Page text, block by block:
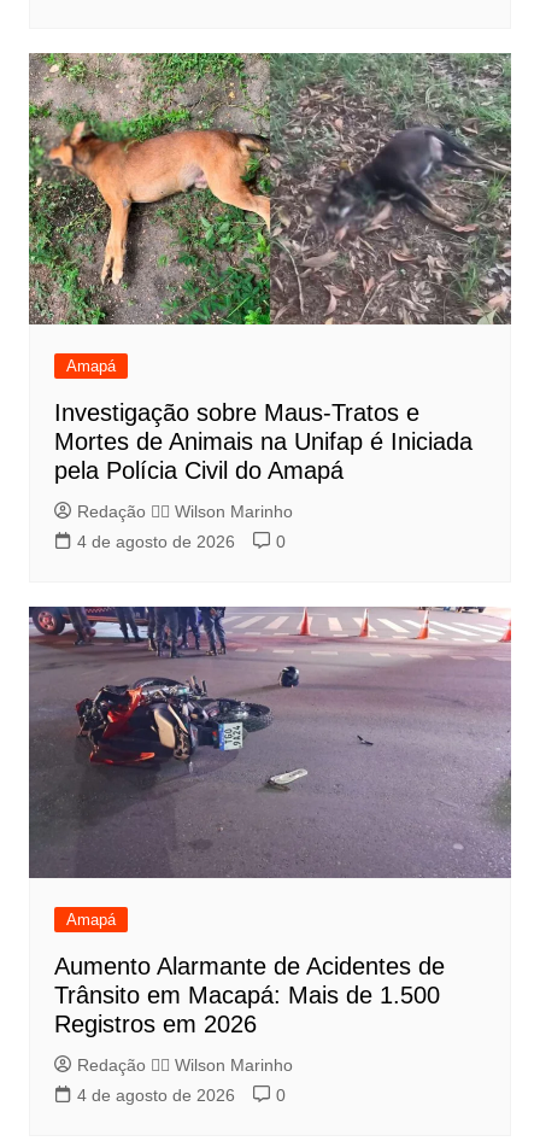
Amapá
Investigação sobre Maus-Tratos e
Mortes de Animais na Unifap é Iniciada
pela Polícia Civil do Amapá
Redação 👨‍⚖️​ Wilson Marinho
4 de agosto de 2026
0
Amapá
Aumento Alarmante de Acidentes de
Trânsito em Macapá: Mais de 1.500
Registros em 2026
Redação 👨‍⚖️​ Wilson Marinho
4 de agosto de 2026
0